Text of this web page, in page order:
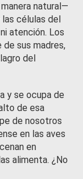
natural—
células del
atención. Los
sus madres,
del
y se ocupa de
de esa
de nosotros
en las aves
en
alimenta. ¿No